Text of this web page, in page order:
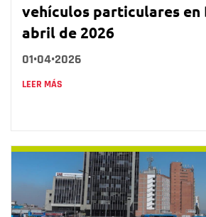
vehículos particulares en
abril de 2026
01•04•2026
LEER MÁS